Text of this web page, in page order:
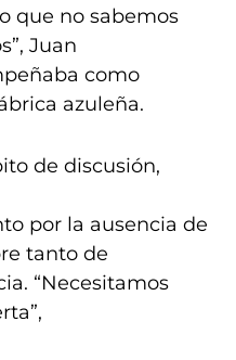
que no sabemos
Juan
como
azuleña.
de discusión,
por la ausencia de
tanto de
“Necesitamos